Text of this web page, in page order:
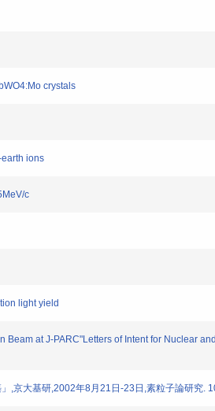
crystals
ions
c
light yield
at J-PARC"Letters of Intent for Nuclear
,京大基研,2002年8月21日-23日,素粒子論研究.